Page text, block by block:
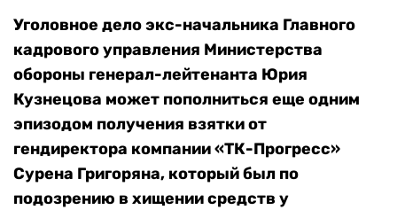
Уголовное дело экс-начальника Главного
кадрового управления Министерства
обороны генерал-лейтенанта Юрия
Кузнецова может пополниться еще одним
эпизодом получения взятки от
гендиректора компании «ТК-Прогресс»
Сурена Григоряна, который был по
подозрению в хищении средств у